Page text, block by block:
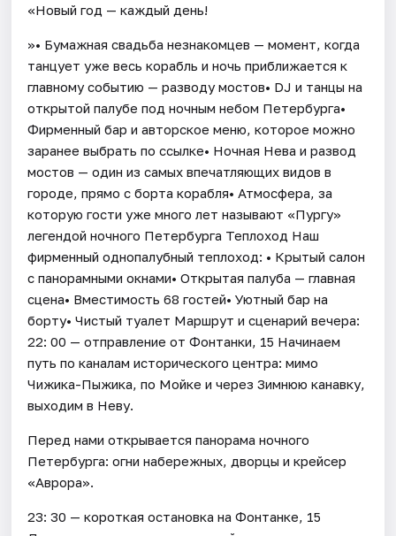
«Новый год — каждый день!
»• Бумажная свадьба незнакомцев — момент, когда
танцует уже весь корабль и ночь приближается к
главному событию — разводу мостов• DJ и танцы на
открытой палубе под ночным небом Петербурга•
Фирменный бар и авторское меню, которое можно
заранее выбрать по ссылке• Ночная Нева и развод
мостов — один из самых впечатляющих видов в
городе, прямо с борта корабля• Атмосфера, за
которую гости уже много лет называют «Пургу»
легендой ночного Петербурга Теплоход Наш
фирменный однопалубный теплоход: • Крытый салон
с панорамными окнами• Открытая палуба — главная
сцена• Вместимость 68 гостей• Уютный бар на
борту• Чистый туалет Маршрут и сценарий вечера:
22: 00 — отправление от Фонтанки, 15 Начинаем
путь по каналам исторического центра: мимо
Чижика-Пыжика, по Мойке и через Зимнюю канавку,
выходим в Неву.
Перед нами открывается панорама ночного
Петербурга: огни набережных, дворцы и крейсер
«Аврора».
23: 30 — короткая остановка на Фонтанке, 15